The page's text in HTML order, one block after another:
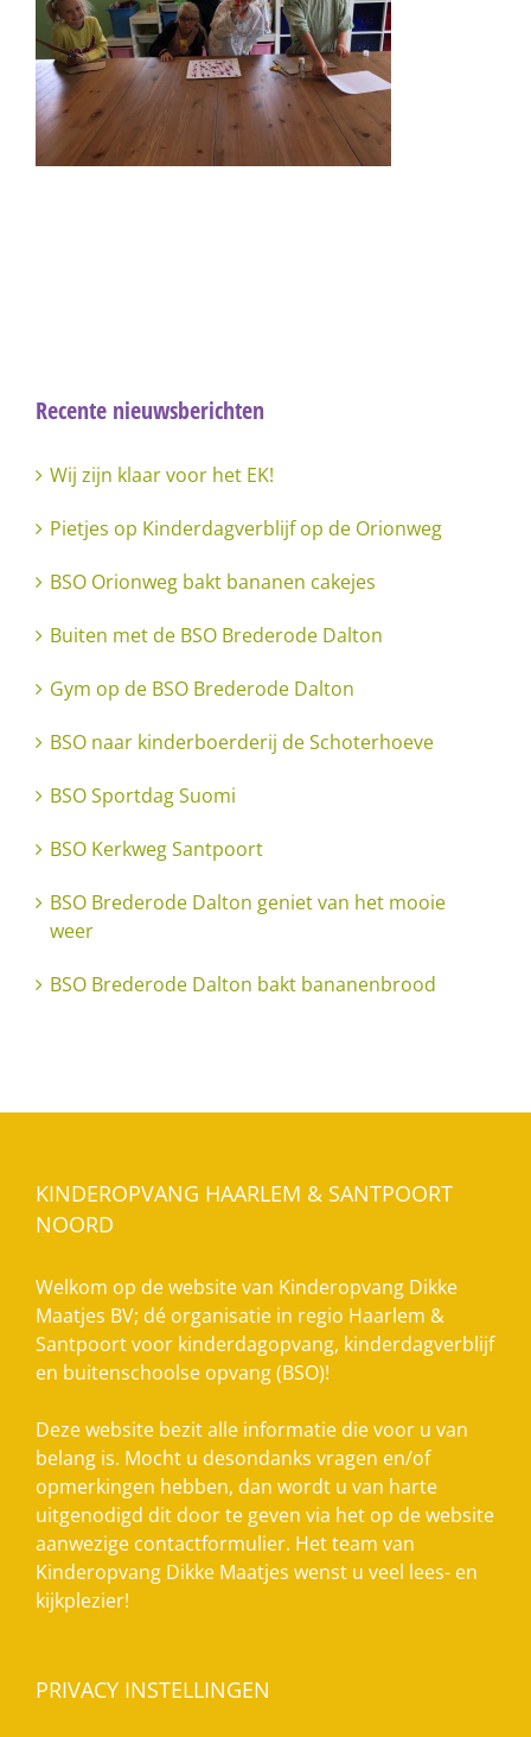
Recente nieuwsberichten
Wij zijn klaar voor het EK!
Pietjes op Kinderdagverblijf op de Orionweg
BSO Orionweg bakt bananen cakejes
Buiten met de BSO Brederode Dalton
Gym op de BSO Brederode Dalton
BSO naar kinderboerderij de Schoterhoeve
BSO Sportdag Suomi
BSO Kerkweg Santpoort
BSO Brederode Dalton geniet van het mooie
weer
BSO Brederode Dalton bakt bananenbrood
KINDEROPVANG HAARLEM & SANTPOORT
NOORD
Welkom op de website van Kinderopvang Dikke
Maatjes BV; dé organisatie in regio Haarlem &
Santpoort voor kinderdagopvang, kinderdagverblijf
en buitenschoolse opvang (BSO)!
Deze website bezit alle informatie die voor u van
belang is. Mocht u desondanks vragen en/of
opmerkingen hebben, dan wordt u van harte
uitgenodigd dit door te geven via het op de website
aanwezige contactformulier. Het team van
Kinderopvang Dikke Maatjes wenst u veel lees- en
kijkplezier!
PRIVACY INSTELLINGEN